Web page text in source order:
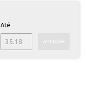
Até
APLICAR